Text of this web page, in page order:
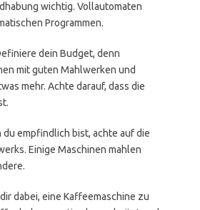
wichtig. Vollautomaten
Programmen.
dein Budget, denn
mit guten Mahlwerken und
mehr. Achte darauf, dass die
du empfindlich bist, achte auf die
Einige Maschinen mahlen
dabei, eine Kaffeemaschine zu